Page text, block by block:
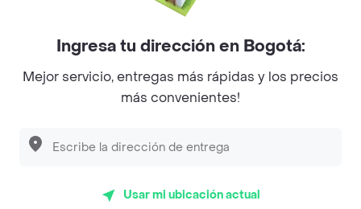
Descubre las PROMOCIONES que tenemos
Facebook
Twitter
Instagram
©2026Rappi Inc. All rights reserved.
Ingresa tu dirección en Bogotá:
Mejor servicio, entregas más rápidas y los precios
más convenientes!
Usar mi ubicación actual